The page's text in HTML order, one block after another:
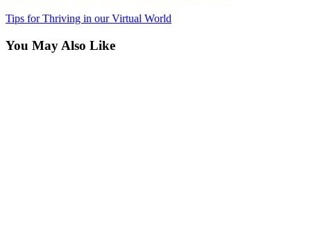
Tips for Thriving in our Virtual World
You May Also Like